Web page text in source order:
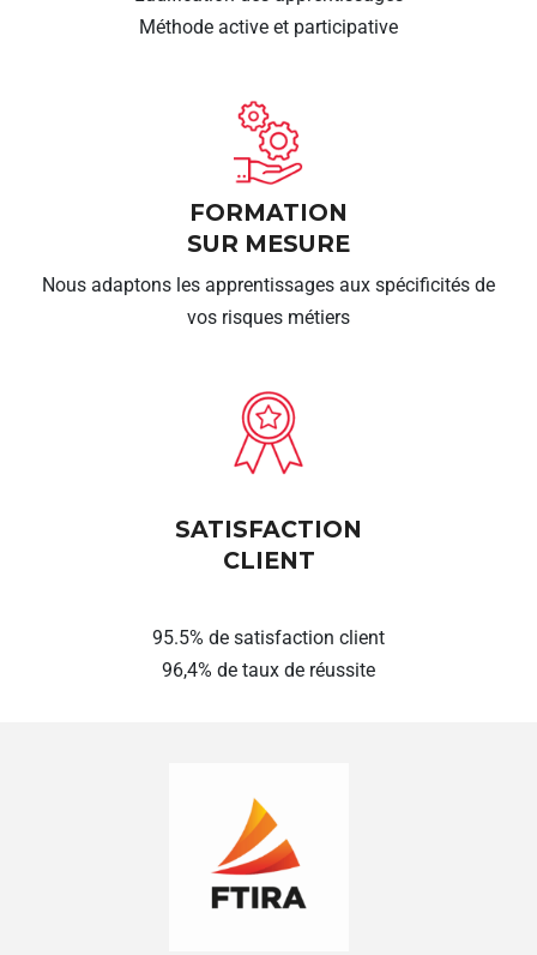
Méthode active et participative
FORMATION
SUR MESURE
Nous adaptons les apprentissages aux spécificités de
vos risques métiers
SATISFACTION
CLIENT
95.5% de satisfaction client
96,4% de taux de réussite